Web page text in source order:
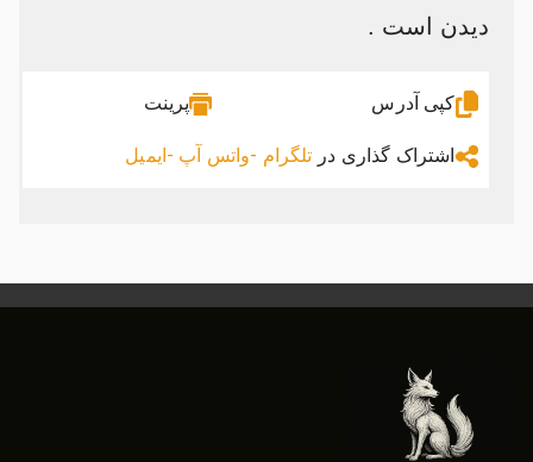
دیدن است .
کپی آدرس پرینت
اشتراک گذاری در تلگرام -واتس آپ - ایمیل